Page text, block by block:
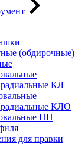
(обдирочные)
радиальные КЛ
радиальные КЛО
ПП
для правки